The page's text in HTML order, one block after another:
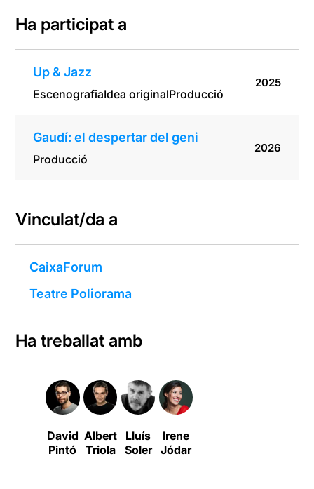
Ha participat a
Up & Jazz
EscenografiaIdea originalProducció
2025
Gaudí: el despertar del geni
Producció
2026
Vinculat/da a
CaixaForum
Teatre Poliorama
Ha treballat amb
David
Pintó
Albert
Triola
Lluís
Soler
Irene
Jódar